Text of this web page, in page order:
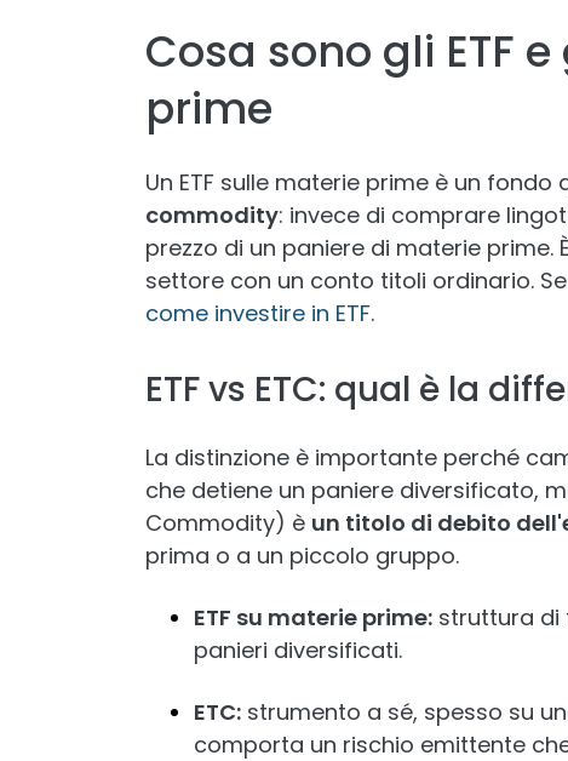
Cosa sono gli ETF
prime
Un ETF sulle materie prime è un
commodity: invece di comprare
prezzo di un paniere di materie prime.
settore con un conto titoli ordinario.
come investire in ETF.
ETF vs ETC: qual è la
La distinzione è importante perché
che detiene un paniere diversificato,
Commodity) è un titolo di debito
prima o a un piccolo gruppo.
ETF su materie prime: struttura di
panieri diversificati.
ETC: strumento a sé, spesso su
comporta un rischio emittente